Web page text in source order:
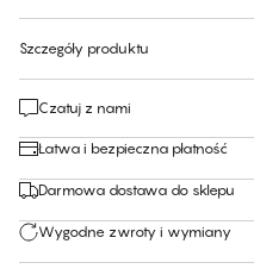
Szczegóły produktu
Czatuj z nami
Łatwa i bezpieczna płatność
Darmowa dostawa do sklepu
Wygodne zwroty i wymiany